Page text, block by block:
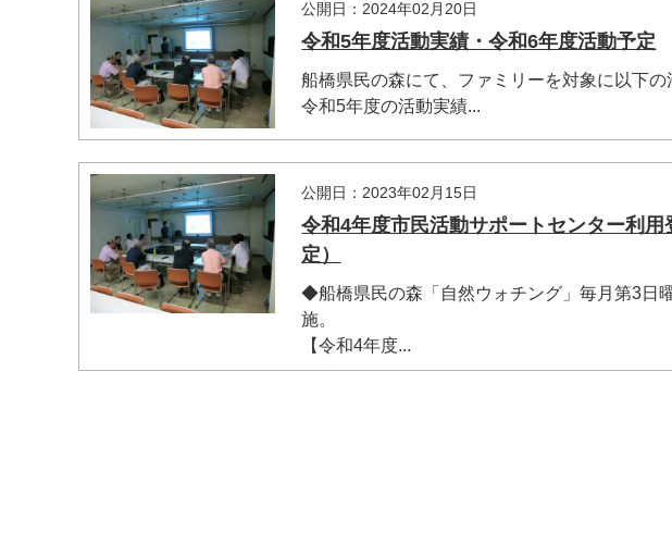
公開日：2024年02月20日
令和5年度活動実績・令和6年度活動予定
船橋県民の森にて、ファミリーを対象に以下
令和5年度の活動実績...
公開日：2023年02月15日
令和4年度市民活動サポートセンター利
定）
◆船橋県民の森「自然ウォチング」毎月第3日
施。
【令和4年度...